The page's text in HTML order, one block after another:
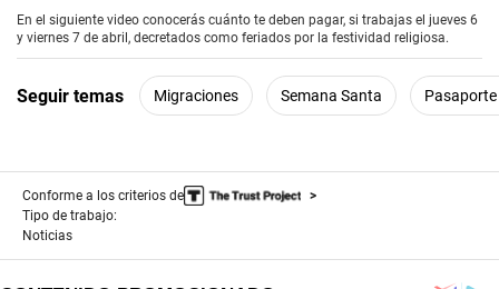
e
c
o
d
s
s
e
c
o
n
d
En el siguiente video conocerás cuánto te deben pagar, si trabajas el jueves 6
y viernes 7 de abril, decretados como feriados por la festividad religiosa.
Seguir temas Migraciones Semana Santa
Conforme a los criterios de
Tipo de trabajo:
Noticias